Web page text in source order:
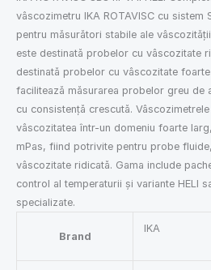
vâscozimetru IKA ROTAVISC cu sistem
pentru măsurători stabile ale
este destinată probelor cu vâscozitate
destinată probelor cu vâscozitate
facilitează măsurarea probelor greu de
cu consistență crescută. Vâscozimetrele
vâscozitatea într-un domeniu foarte
mPas, fiind potrivite pentru probe
vâscozitate ridicată. Gama include
control al temperaturii și variante HELI
specializate.
Brand
IKA